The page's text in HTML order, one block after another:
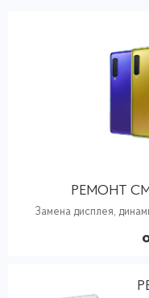
РЕМОНТ
Замена дисплея,